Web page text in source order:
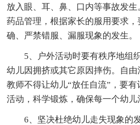
放入眼、耳、鼻、口内等事故发
药品管理，根据家长的服用要求
确、严禁错服、漏服现象的发生。
5、户外活动时要有秩序地组
幼儿因拥挤或其它原因摔伤。自由
教师不得让幼儿“放任自流”，要
活动，科学锻炼，确保每一个幼儿
6、坚决杜绝幼儿走失现象的